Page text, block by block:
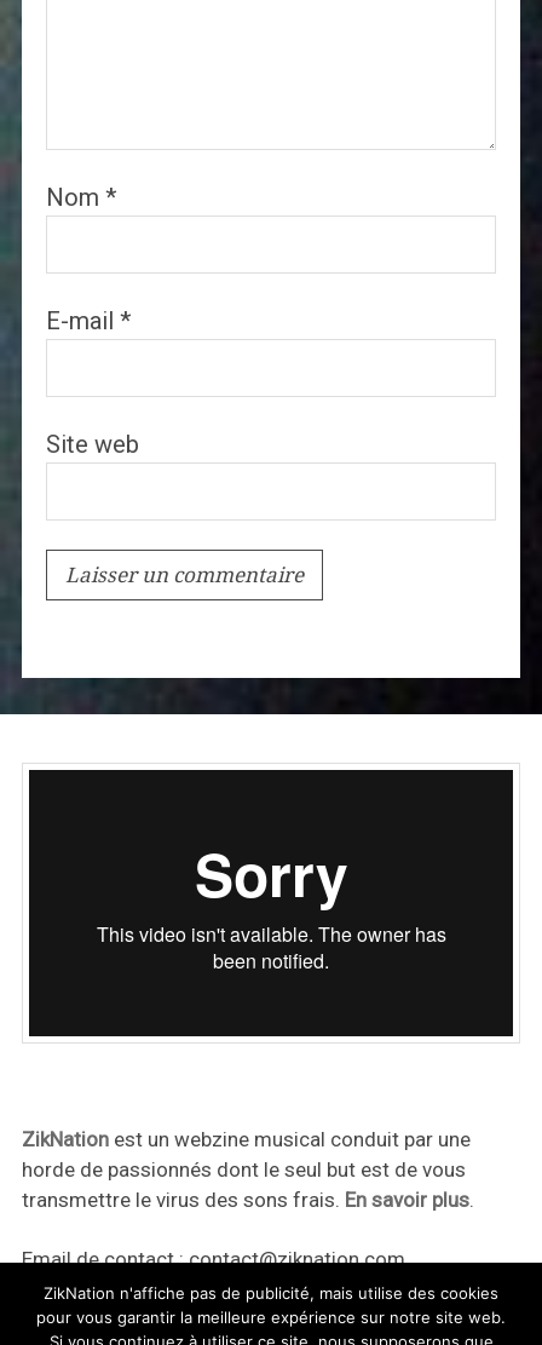
Nom *
E-mail *
Site web
ZikNationest un webzine musical conduit par une
horde de passionnés dont le seul but est de vous
transmettre le virus des sons frais. En savoir plus.
Email de contact :contact@ziknation.com
ZikNation n'affiche pas de publicité, mais utilise des cookies
pour vous garantir la meilleure expérience sur notre site web.